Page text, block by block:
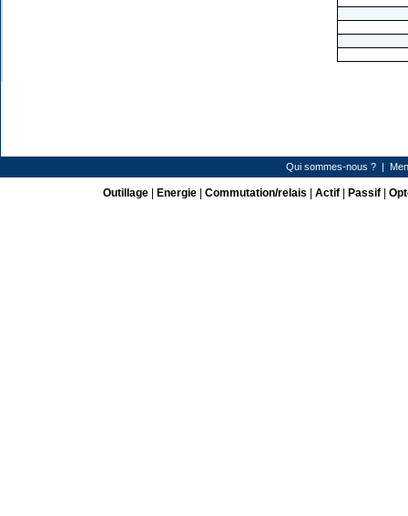
Qui sommes-nous ? |
Outillage| Energie| Commutation/relais Actif| Passif|